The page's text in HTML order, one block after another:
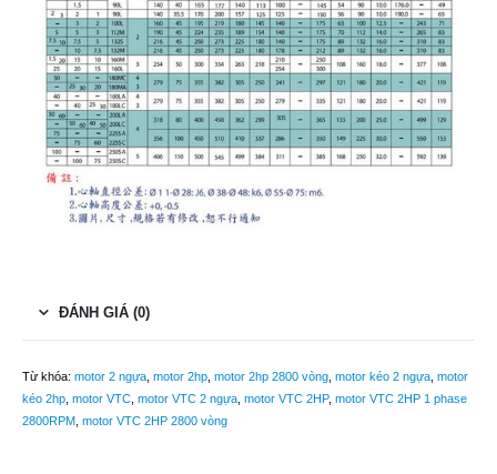
ĐÁNH GIÁ (0)
Từ khóa: motor 2 ngựa, motor 2hp, motor 2hp 2800 vòng, motor kéo 2 ngựa, motor
kéo 2hp, motor VTC, motor VTC 2 ngựa, motor VTC 2HP, motor VTC 2HP 1 phase
2800RPM, motor VTC 2HP 2800 vòng